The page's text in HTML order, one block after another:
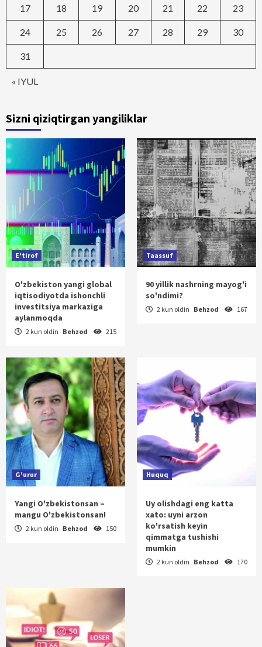
« IYUL
17 18 19 20 21 22 23
24 25 26 27 28 29 30
31
Sizni qiziqtirgan yangiliklar
E'tirof
O'zbekiston yangi global
iqtisodiyotda ishonchli
investitsiya markaziga
aylanmoqda
2 kun oldin Behzod 215
Taassuf
90 yillik nashrning mayog'i
so'ndimi?
2 kun oldin Behzod 167
G'urur
Yangi O'zbekistonsan –
mangu O'zbekistonsan!
2 kun oldin Behzod 150
Huquq
Uy olishdagi eng katta
xato: uyni arzon
ko'rsatish keyin
qimmatga tushishi
mumkin
2 kun oldin Behzod 170